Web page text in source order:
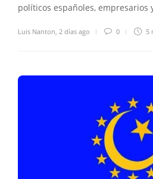
políticos españoles, empresarios
Luis Nanton, 2 días ago 0 5